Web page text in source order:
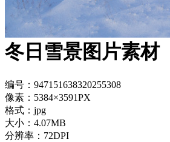
冬日雪景图片素材
编号：947151638320255308
像素：5384×3591PX
格式：jpg
大小：4.07MB
分辨率：72DPI